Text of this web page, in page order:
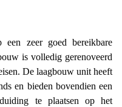
zeer goed bereikbare
is volledig gerenoveerd
De laagbouw unit heeft
en bieden bovendien een
te plaatsen op het